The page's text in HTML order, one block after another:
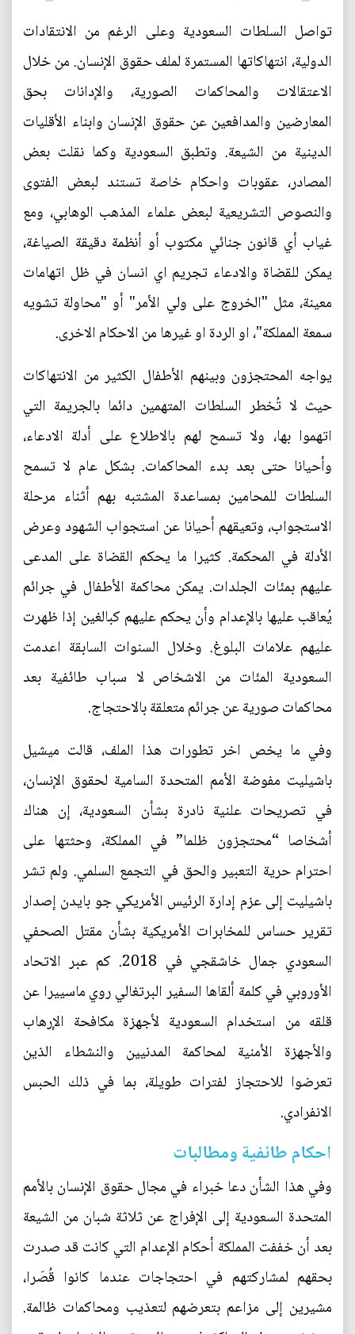
تواصل السلطات السعودية وعلى الرغم من الانتقادات
الدولية، انتهاكاتها المستمرة لملف حقوق الإنسان. من خلال
الاعتقالات والمحاكمات الصورية، والإدانات بحق
المعارضين والمدافعين عن حقوق الإنسان وابناء الأقليات
الدينية من الشيعة. وتطبق السعودية وكما نقلت بعض
المصادر، عقوبات واحكام خاصة تستند لبعض الفتوى
والنصوص التشريعية لبعض علماء المذهب الوهابي، ومع
غياب أي قانون جنائي مكتوب أو أنظمة دقيقة الصياغة،
يمكن للقضاة والادعاء تجريم اي انسان في ظل اتهامات
معينة، مثل "الخروج على ولي الأمر" أو "محاولة تشويه
سمعة المملكة"، او الردة او غيرها من الاحكام الاخرى.
يواجه المحتجزون وبينهم الأطفال الكثير من الانتهاكات
حيث لا تُخطر السلطات المتهمين دائما بالجريمة التي
اتهموا بها، ولا تسمح لهم بالاطلاع على أدلة الادعاء،
وأحيانا حتى بعد بدء المحاكمات. بشكل عام لا تسمح
السلطات للمحامين بمساعدة المشتبه بهم أثناء مرحلة
الاستجواب، وتعيقهم أحيانا عن استجواب الشهود وعرض
الأدلة في المحكمة. كثيرا ما يحكم القضاة على المدعى
عليهم بمئات الجلدات. يمكن محاكمة الأطفال في جرائم
يُعاقب عليها بالإعدام وأن يحكم عليهم كبالغين إذا ظهرت
عليهم علامات البلوغ. وخلال السنوات السابقة اعدمت
السعودية المئات من الاشخاص لا سباب طائفية بعد
محاكمات صورية عن جرائم متعلقة بالاحتجاج.
وفي ما يخص اخر تطورات هذا الملف، قالت ميشيل
باشيليت مفوضة الأمم المتحدة السامية لحقوق الإنسان،
في تصريحات علنية نادرة بشأن السعودية، إن هناك
أشخاصا “محتجزون ظلما” في المملكة، وحثتها على
احترام حرية التعبير والحق في التجمع السلمي. ولم تشر
باشيليت إلى عزم إدارة الرئيس الأمريكي جو بايدن إصدار
تقرير حساس للمخابرات الأمريكية بشأن مقتل الصحفي
السعودي جمال خاشقجي في 2018. كم عبر الاتحاد
الأوروبي في كلمة ألقاها السفير البرتغالي روي ماسييرا عن
قلقه من استخدام السعودية لأجهزة مكافحة الإرهاب
والأجهزة الأمنية لمحاكمة المدنيين والنشطاء الذين
تعرضوا للاحتجاز لفترات طويلة، بما في ذلك الحبس
الانفرادي.
احكام طائفية ومطالبات
وفي هذا الشأن دعا خبراء في ‬مجال حقوق الإنسان بالأمم
المتحدة السعودية إلى الإفراج عن ثلاثة شبان من الشيعة
بعد أن خففت المملكة أحكام الإعدام التي كانت قد صدرت
بحقهم لمشاركتهم في احتجاجات عندما كانوا قُصَرا،
مشيرين إلى مزاعم بتعرضهم لتعذيب ومحاكمات ظالمة.